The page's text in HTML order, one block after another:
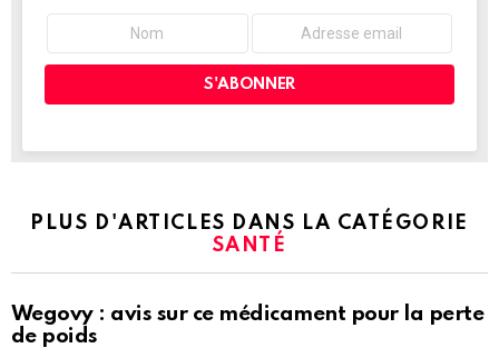
PLUS D'ARTICLES DANS LA CATÉGORIE
SANTÉ
Wegovy : avis sur ce médicament pour la perte
de poids